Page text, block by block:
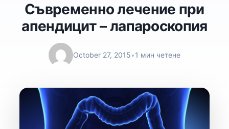
Съвременно лечение при
апендицит – лапароскопия
October 27, 2015•1 мин четене